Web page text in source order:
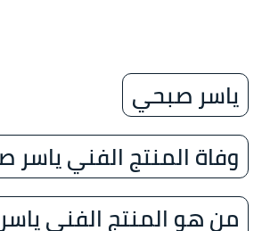
ياسر صبحي
وفاة المنتج الفني
من هو المنتج الفني